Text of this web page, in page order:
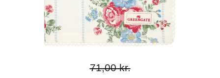
71,00 kr.